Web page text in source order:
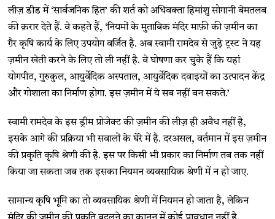
लीज़ डीड में ‘सार्वजनिक हित’ की शर्त को अधिवक्ता हिमांशु सोगानी बेमतलब
की क़रार देते हैं. वे कहते हैं, ‘नियमों के मुताबिक मंदिर माफ़ी की ज़मीन का
ग़ैर कृषि कार्य के लिए उपयोग वर्जित है. अब स्वामी रामदेव से जुड़े ट्रस्ट ने यह
ज़मीन खेती करने के लिए तो ली नहीं है. वे घोषणा कर चुके हैं कि यहां
योगपीठ, गुरुकुल, आयुर्वेदिक अस्पताल, आयुर्वेदिक दवाइयों का उत्पादन केंद्र
और गोशाला का निर्माण होगा. इस ज़मीन में ये सब नहीं बन सकते.’
स्वामी रामदेव के इस ड्रीम प्रोजेक्ट की ज़मीन की लीज़ ही अवैध नहीं है,
इसके आगे की प्रक्रिया भी सवालों के घेरे में है. दरअसल, वर्तमान में इस ज़मीन
की प्रकृति कृषि श्रेणी की है. इस पर किसी भी प्रकार का निर्माण तब तक नहीं
किया जा सकता जब तक इसका नियमन व्यवसायिक श्रेणी में न हो जाए.
सामान्य कृषि भूमि का तो व्यवसायिक श्रेणी में नियमन हो जाता है, लेकिन